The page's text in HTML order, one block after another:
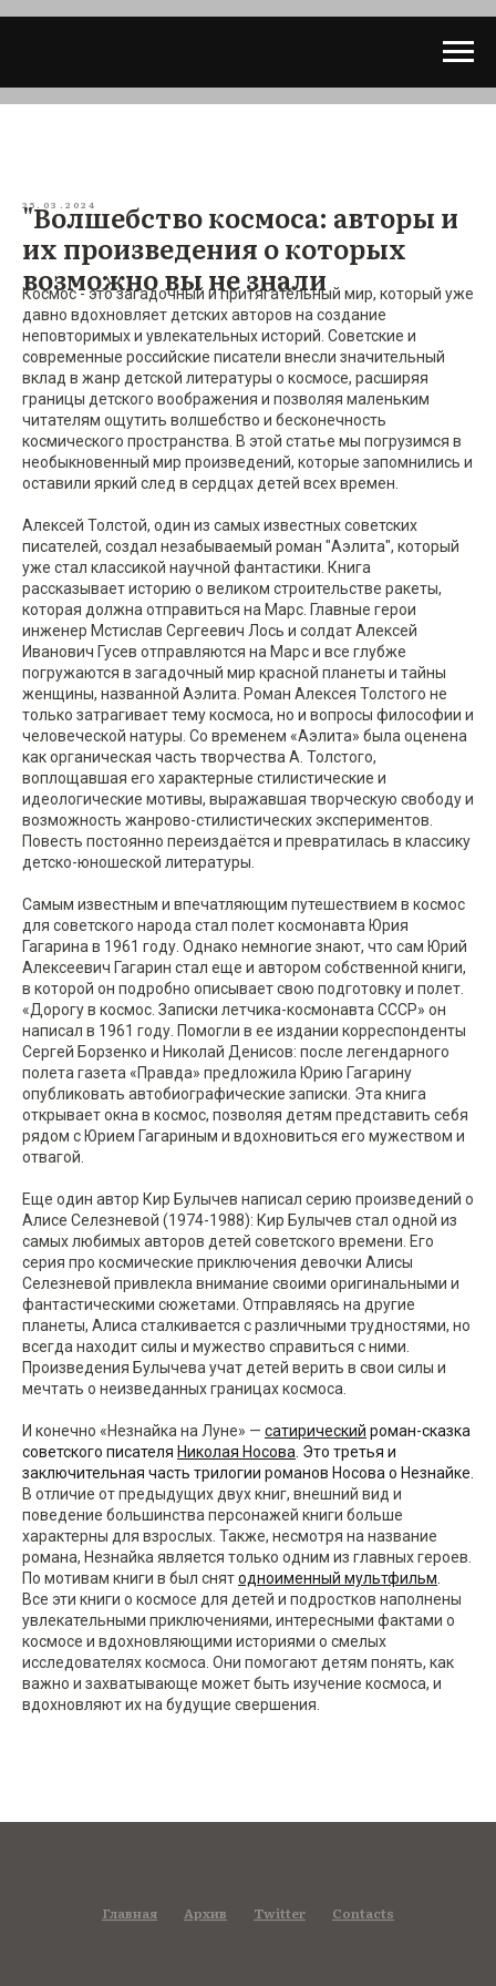
25.03.2024
"Волшебство космоса: авторы и
их произведения о которых
возможно вы не знали
Космос - это загадочный и притягательный мир, который уже
давно вдохновляет детских авторов на создание
неповторимых и увлекательных историй. Советские и
современные российские писатели внесли значительный
вклад в жанр детской литературы о космосе, расширяя
границы детского воображения и позволяя маленьким
читателям ощутить волшебство и бесконечность
космического пространства. В этой статье мы погрузимся в
необыкновенный мир произведений, которые запомнились и
оставили яркий след в сердцах детей всех времен.
Алексей Толстой, один из самых известных советских
писателей, создал незабываемый роман "Аэлита", который
уже стал классикой научной фантастики. Книга
рассказывает историю о великом строительстве ракеты,
которая должна отправиться на Марс. Главные герои
инженер Мстислав Сергеевич Лось и солдат Алексей
Иванович Гусев отправляются на Марс и все глубже
погружаются в загадочный мир красной планеты и тайны
женщины, названной Аэлита. Роман Алексея Толстого не
только затрагивает тему космоса, но и вопросы философии и
человеческой натуры. Со временем «Аэлита» была оценена
как органическая часть творчества А. Толстого,
воплощавшая его характерные стилистические и
идеологические мотивы, выражавшая творческую свободу и
возможность жанрово-стилистических экспериментов.
Повесть постоянно переиздаётся и превратилась в классику
детско-юношеской литературы.
Самым известным и впечатляющим путешествием в космос
для советского народа стал полет космонавта Юрия
Гагарина в 1961 году. Однако немногие знают, что сам Юрий
Алексеевич Гагарин стал еще и автором собственной книги,
в которой он подробно описывает свою подготовку и полет.
«Дорогу в космос. Записки летчика-космонавта СССР» он
написал в 1961 году. Помогли в ее издании корреспонденты
Сергей Борзенко и Николай Денисов: после легендарного
полета газета «Правда» предложила Юрию Гагарину
опубликовать автобиографические записки. Эта книга
открывает окна в космос, позволяя детям представить себя
рядом с Юрием Гагариным и вдохновиться его мужеством и
отвагой.
Еще один автор Кир Булычев написал серию произведений о
Алисе Селезневой (1974-1988): Кир Булычев стал одной из
самых любимых авторов детей советского времени. Его
серия про космические приключения девочки Алисы
Селезневой привлекла внимание своими оригинальными и
фантастическими сюжетами. Отправляясь на другие
планеты, Алиса сталкивается с различными трудностями, но
всегда находит силы и мужество справиться с ними.
Произведения Булычева учат детей верить в свои силы и
мечтать о неизведанных границах космоса.
И конечно «Незнайка на Луне» — сатирический роман-сказка
советского писателя Николая Носова . Это третья и
заключительная часть трилогии романов Носова о Незнайке.
В отличие от предыдущих двух книг, внешний вид и
поведение большинства персонажей книги больше
характерны для взрослых. Также, несмотря на название
романа, Незнайка является только одним из главных героев.
По мотивам книги в был снятодноименный мультфильм
Все эти книги о космосе для детей и подростков наполнены
увлекательными приключениями, интересными фактами о
космосе и вдохновляющими историями о смелых
исследователях космоса. Они помогают детям понять, как
важно и захватывающе может быть изучение космоса, и
вдохновляют их на будущие свершения.
Главная Архив Twitter Contacts